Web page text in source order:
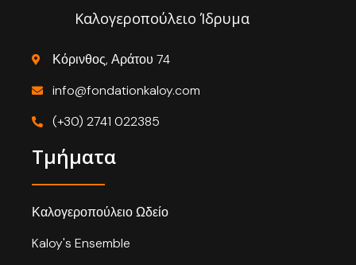
Καλογεροπούλειο Ίδρυμα
Κόρινθος, Αράτου 74
info@fondationkaloy.com
(+30) 2741 022385
Τμήματα
Καλογεροπούλειο Ωδείο
Kaloy's Ensemble